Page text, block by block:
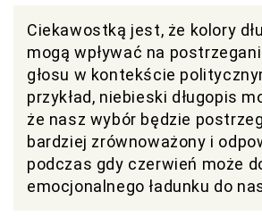
Ciekawostką jest, że kolory
mogą wpływać na
głosu w kontekście
przykład, niebieski długopis
że nasz wybór będzie
bardziej zrównoważony i
podczas gdy czerwień może
emocjonalnego ładunku do